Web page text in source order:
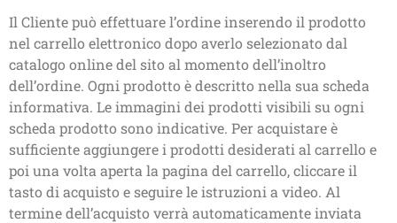
Il Cliente può effettuare l’ordine inserendo il prodotto
nel carrello elettronico dopo averlo selezionato dal
catalogo online del sito al momento dell’inoltro
dell’ordine. Ogni prodotto è descritto nella sua scheda
informativa. Le immagini dei prodotti visibili su ogni
scheda prodotto sono indicative. Per acquistare è
sufficiente aggiungere i prodotti desiderati al carrello e
poi una volta aperta la pagina del carrello, cliccare il
tasto di acquisto e seguire le istruzioni a video. Al
termine dell’acquisto verrà automaticamente inviata